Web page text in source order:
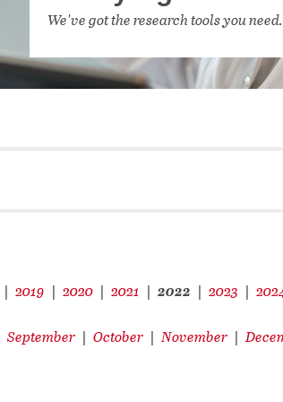
NETWORKING FOR YOU
We've got the research tools you need.
| 2019 | 2020 | 2021 | 2022 | 2023 |
September | October | November |